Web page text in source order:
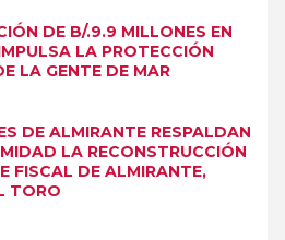
DE B/.9.9 MILLONES EN
LA PROTECCIÓN
LA GENTE DE MAR
DE ALMIRANTE RESPALDAN
LA RECONSTRUCCIÓN
FISCAL DE ALMIRANTE,
TORO